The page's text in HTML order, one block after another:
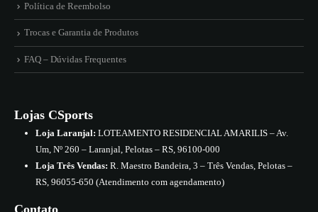
Política de Reembolso
Trocas e Garantia de Produtos
FAQ – Dúvidas Frequentes
Lojas CSports
Loja Laranjal: LOTEAMENTO RESIDENCIAL AMARILIS – Av.
Um, Nº 260 – Laranjal, Pelotas – RS, 96100-000
Loja Três Vendas: R. Maestro Bandeira, 3 – Três Vendas, Pelotas –
RS, 96055-650 (Atendimento com agendamento)